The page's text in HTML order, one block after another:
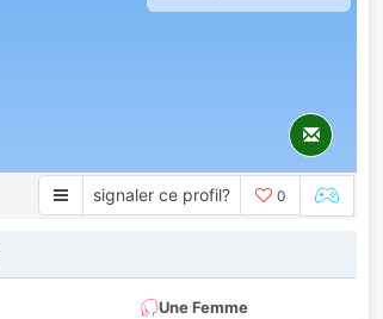
signaler ce profil? 0
Une Femme